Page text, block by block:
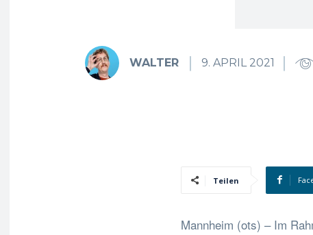
WALTER 9. APRIL 2021
Teilen
Mannheim (ots) – Im